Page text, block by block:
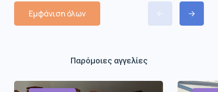
Εμφάνιση όλων
Παρόμοιες αγγελίες